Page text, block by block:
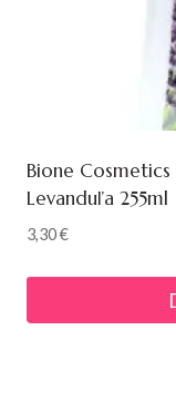
Bione
Levanduľa 255ml
3,30€